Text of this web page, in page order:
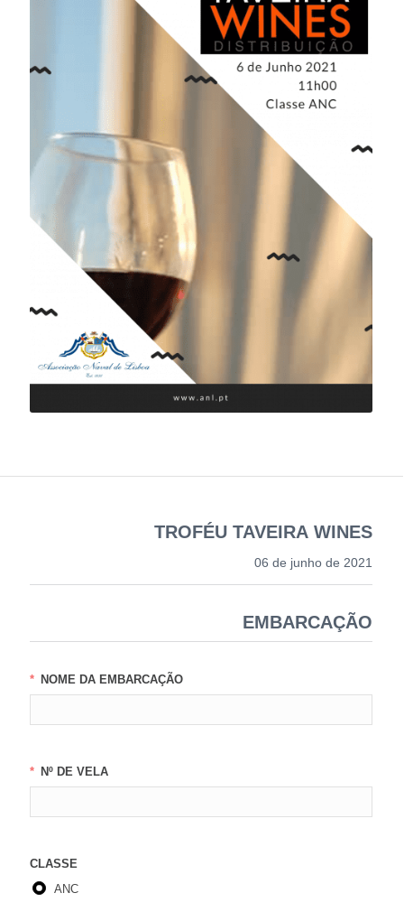
TROFÉU TAVEIRA WINES
06 de junho de 2021
EMBARCAÇÃO
NOME DA EMBARCAÇÃO
Nº DE VELA
CLASSE
ANC